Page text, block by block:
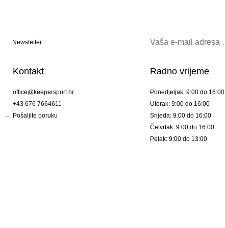
Newsletter
Kontakt
office@keepersport.hr
+43 676 7664611
Pošaljite poruku
Radno vrijeme
Ponedjeljak: 9:00 do 16:00
Utorak: 9:00 do 16:00
Srijeda: 9:00 do 16:00
Četvrtak: 9:00 do 16:00
Petak: 9:00 do 13:00